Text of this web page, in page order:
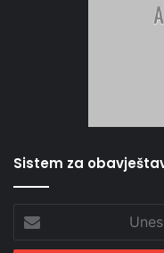
Sistem za
Email
adresu